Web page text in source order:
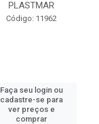
PLASTMAR
Código: 11962
Faça seu login ou
cadastre-se para
ver preços e
comprar